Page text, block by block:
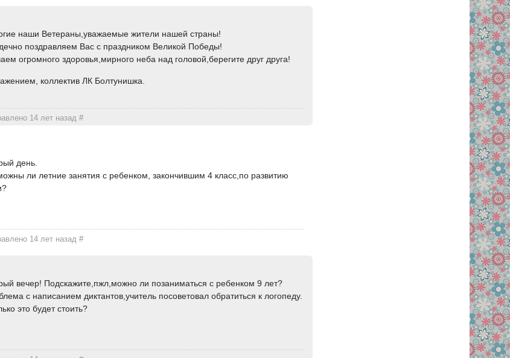
наши Ветераны,уважаемые жители нашей страны!
поздравляем Вас с праздником Великой Победы!
огромного здоровья,мирного неба над головой,берегите друг друга!
коллектив ЛК Болтунишка.
14 лет назад#
день.
ли летние занятия с ребенком, закончившим 4 класс,по развитию
14 лет назад#
вечер! Подскажите,пжл,можно ли позаниматься с ребенком 9 лет?
с написанием диктантов,учитель посоветовал обратиться к логопеду.
это будет стоить?